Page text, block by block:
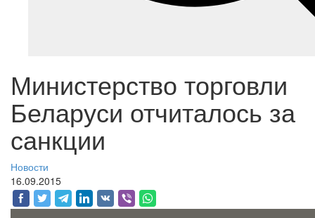
Министерство торговли
Беларуси отчиталось за
санкции
Новости
16.09.2015